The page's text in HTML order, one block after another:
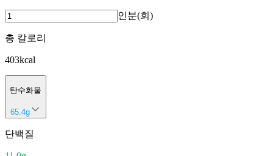
인분(회)
총 칼로리
403kcal
탄수화물
65.4g
단백질